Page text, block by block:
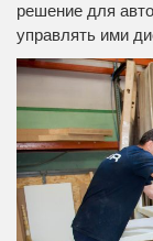
решение для
управлять ими